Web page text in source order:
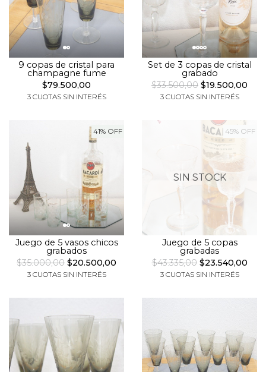
9 copas de cristal para
champagne fume
$79.500,00
3 CUOTAS SIN INTERÉS
Set de 3 copas de cristal
grabado
$33.500,00 $19.500,00
3 CUOTAS SIN INTERÉS
41% OFF
Juego de 5 vasos chicos
grabados
$35.000,00 $20.500,00
3 CUOTAS SIN INTERÉS
45% OFF
SIN STOCK
Juego de 5 copas
grabadas
$43.335,00$23.540,00
3 CUOTAS SIN INTERÉS